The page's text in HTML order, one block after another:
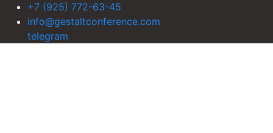
+7 (925) 772-63-45
info@gestaltconference.com
telegram